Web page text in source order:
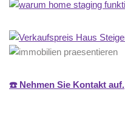
☎️ Nehmen Sie Kontakt auf.